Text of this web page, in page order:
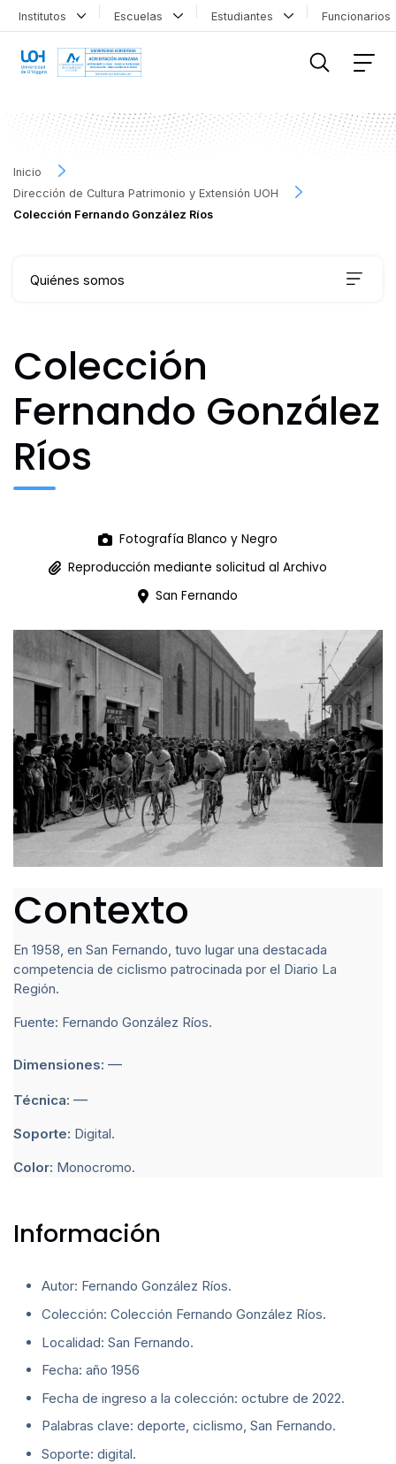
Institutos Escuelas Estudiantes
Inicio
Dirección de Cultura Patrimonio y Extensión UOH
Colección Fernando González Ríos
Quiénes somos
Archivo Fotográfico y Documental
Colección
Fernando González
Ríos
Fotografía Blanco y Negro
Reproducción mediante solicitud al Archivo
San Fernando
Contexto
En 1958, en San Fernando, tuvo lugar una destacada
competencia de ciclismo patrocinada por el Diario La
Región.
Fuente: Fernando González Ríos.
Dimensiones: —
Técnica: —
Soporte: Digital.
Color: Monocromo.
Información
Autor: Fernando González Ríos.
Colección: Colección Fernando González Ríos.
Localidad: San Fernando.
Fecha: año 1956
Fecha de ingreso a la colección: octubre de 2022.
Palabras clave: deporte, ciclismo, San Fernando.
Soporte: digital.